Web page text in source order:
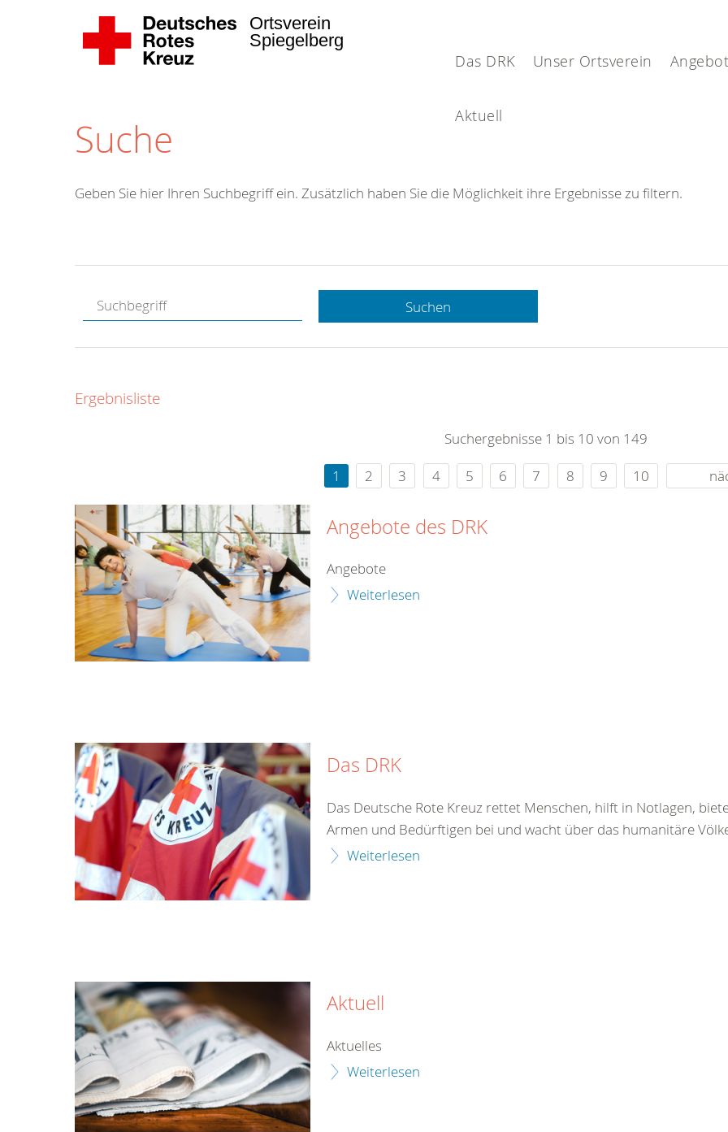
Das DRK Unser Ortsverein
Aktuell
Ortsverein
Spiegelberg
Suche
Hotline.
gerne.
rund um die Uhr
Geben Sie hier Ihren Suchbegriff ein. Zusätzlich haben Sie die Möglichkeit ihre Ergebnisse zu filtern.
Suchen
Ergebnisliste
Suchergebnisse 1 bis 10 von 149
1
2 3 4 5 6 7 8 9 10
Angebote des DRK
Angebote
Weiterlesen
Das DRK
Das Deutsche Rote Kreuz rettet Menschen, hilft in Notlagen,
Armen und Bedürftigen bei und wacht über das humanitäre
Weiterlesen
Aktuell
Aktuelles
Weiterlesen